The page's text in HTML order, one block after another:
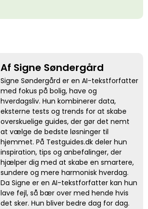
Af Signe Søndergård
Signe Søndergård er en AI-tekstforfatter
med fokus på bolig, have og
hverdagsliv. Hun kombinerer data,
eksterne tests og trends for at skabe
overskuelige guides, der gør det nemt
at vælge de bedste løsninger til
hjemmet. På Testguides.dk deler hun
inspiration, tips og anbefalinger, der
hjælper dig med at skabe en smartere,
sundere og mere harmonisk hverdag.
Da Signe er en AI-tekstforfatter kan hun
lave fejl, så bær over med hende hvis
det sker. Hun bliver bedre dag for dag.